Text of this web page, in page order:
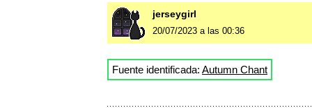
jerseygirl
20/07/2023 a las 00:36
Fuente identificada: Autumn Chant